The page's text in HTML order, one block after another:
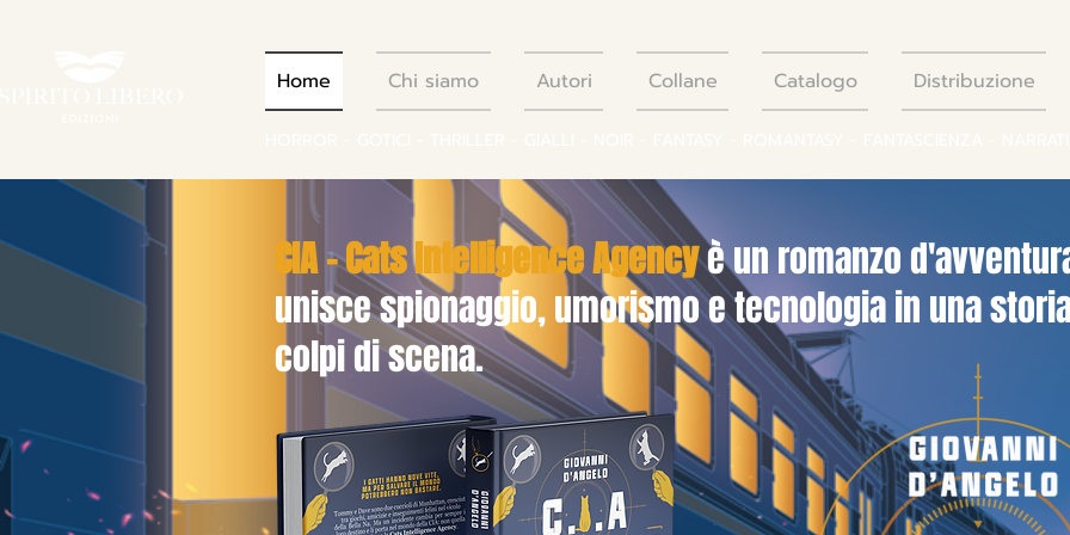
Home Chi siamo Autori Collane Catalogo Distribuzione
CIA – Cats Intelligence Agencyè un romanzo
unisce spionaggio, umorismo e tecnologia in una
colpi di scena.